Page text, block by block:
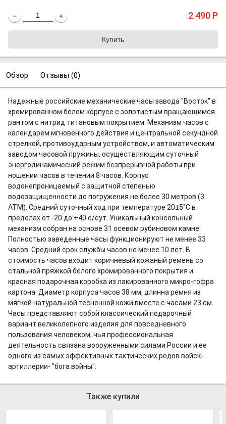
− + 2 490 Р
Обзор Отзывы (0)
Надежные российские механические часы завода "Восток" в
хромированном белом корпусе с золотистым вращающимся
рантом с нитрид титановым покрытием. Механизм часов с
календарем мгновенного действия и центральной секундной
стрелкой, противоударным устройством, и автоматическим
заводом часовой пружины, осуществляющим суточный
энергодинамический режим безпрерывной работы при
ношении часов в течении 8 часов. Корпус
водонепроницаемый с защитной степенью
водозащищенности до погружения не более 30 метров (3
АТМ). Средний суточный ход при температуре 20±5°С в
пределах от -20 до +40 с/сут. Уникальный консольный
механизм собран на основе 31 осевом рубиновом камне.
Полностью заведенные часы функционируют не менее 33
часов. Средний срок службы часов не менее 10 лет. В
стоимость часов входит коричневый кожаный ремень со
стальной пряжкой белого хромированного покрытия и
красная подарочная коробка из лакированного микро-гофра
картона. Диаметр корпуса часов 38 мм, длинна ремня из
мягкой натуральной тесненной кожи вместе с часами 23 см.
Часы представляют собой классический подарочный
вариант великолепного изделия для повседневного
пользования человеком, чья профессиональная
деятельность связана вооруженными силами России и ее
одного из самых эффективных тактических родов войск-
артиллерии- "бога войны".
Также купили